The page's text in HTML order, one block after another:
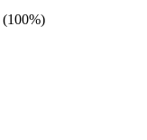
(100%)